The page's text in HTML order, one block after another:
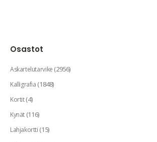
Osastot
Askartelutarvike(2956)
Kalligrafia(1848)
Kortit(4)
Kynät(116)
Lahjakortti(15)